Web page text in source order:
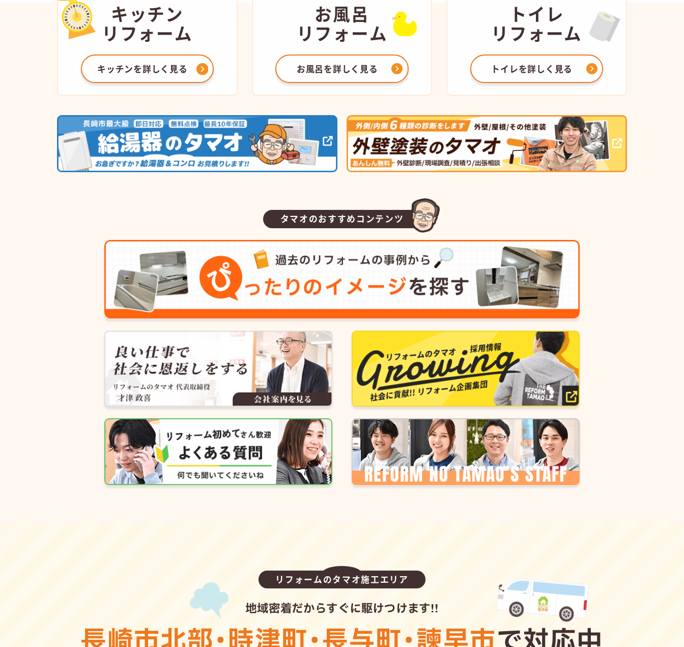
キッチン
リフォーム
キッチンを詳しく見る
お風呂
リフォーム
お風呂を詳しく見る
トイレ
リフォーム
トイレを詳しく見る
タマオのおすすめコンテンツ
リフォームのタマオ施工エリア
地域密着だからすぐに駆けつけます!!